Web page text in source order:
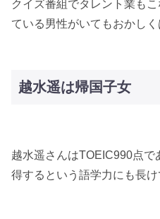
クイズ番組でタレント業も
ている男性がいてもおかしく
越水遥は帰国子女
越水遥さんはTOEIC990点で
得するという語学力にも長け